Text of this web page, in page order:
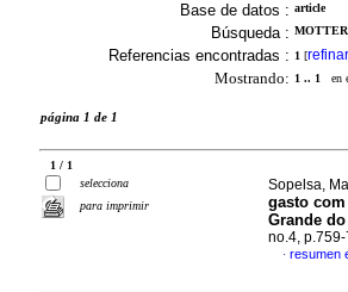
Base de datos : article
Búsqueda :
Referencias encontradas : 1 [refinar
Mostrando: 1 .. 1 en
página 1 de 1
1 / 1
selecciona
para imprimir
Sopelsa,
gasto
Grande
no.4,
· resumen